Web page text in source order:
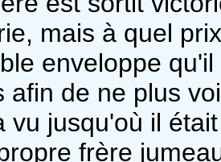
mais à quel
enveloppe
afin de ne plus
vu jusqu'où il
frère